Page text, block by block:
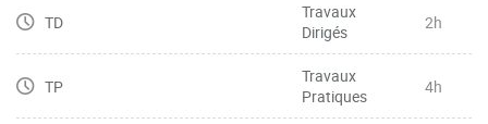
TD
Travaux
Dirigés
2h
TP
Travaux
Pratiques
4h